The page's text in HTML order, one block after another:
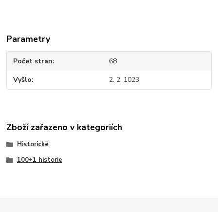
Parametry
Počet stran 68
Vyšlo 2. 2. 1023
Zboží zařazeno v kategoriích
Historické
100+1 historie